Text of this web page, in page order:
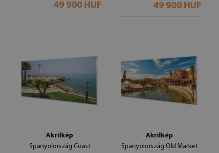
49 900 HUF 49 900 HUF
Akrilkép
Spanyolország Coast
Akrilkép
Spanyolország Old Market